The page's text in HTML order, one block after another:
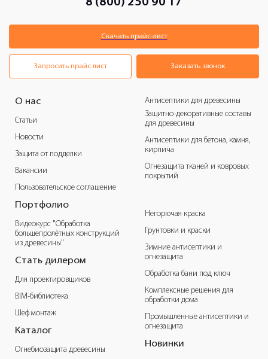
Скачать прайс-лист
Запросить прайс лист
О нас
Статьи
Новости
Защита от подделки
Вакансии
Пользовательское соглашение
Портфолио
Видеокурс "Обработка
большепролётных конструкций
из древесины"
Стать дилером
Для проектировщиков
BIM-библиотека
Шеф монтаж
Каталог
Огнебиозащита древесины
Антисептики для древесины
Защитно-декоративные составы
для древесины
Антисептики для бетона, камня,
кирпича
Огнезащита тканей и ковровых
покрытий
Негорючая краска
Грунтовки и краски
Зимние антисептики и
огнезащита
Обработка бани под ключ
Комплексные решения для
обработки дома
Промышленные антисептики и
огнезащита
Новинки
Заказать звонок